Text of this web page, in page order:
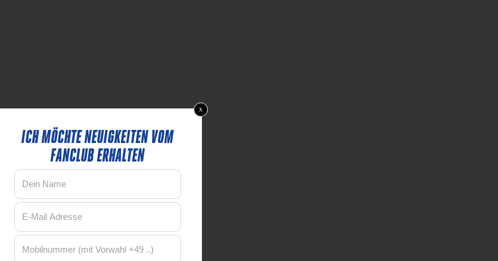
ICH MÖCHTE NEUIGKEITEN VOM
FANCLUB ERHALTEN
x